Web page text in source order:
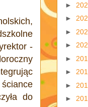
-
do
►
►
►
►
►
►
►
►